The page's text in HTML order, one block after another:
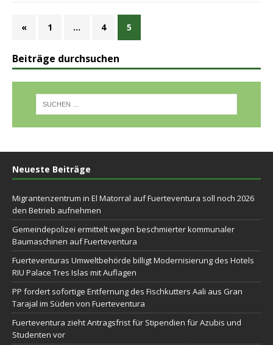
« 1 … 4 5
Beiträge durchsuchen
Neueste Beiträge
Migrantenzentrum in El Matorral auf Fuerteventura soll noch 2026
den Betrieb aufnehmen
Gemeindepolizei ermittelt wegen beschmierter kommunaler
Baumaschinen auf Fuerteventura
Fuerteventuras Umweltbehörde billigt Modernisierung des Hotels
RIU Palace Tres Islas mit Auflagen
PP fordert sofortige Entfernung des Fischkutters Aali aus Gran
Tarajal im Süden von Fuerteventura
Fuerteventura zieht Antragsfrist für Stipendien für Azubis und
Studenten vor